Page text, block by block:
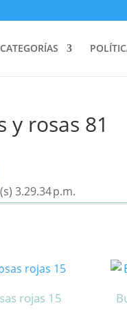
CATEGORÍAS
y rosas 81
rojas 15